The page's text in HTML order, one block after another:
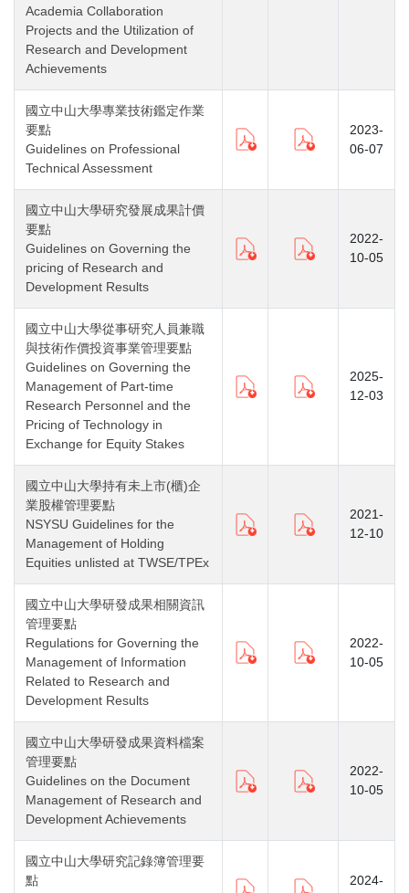
Academia Collaboration
Projects and the Utilization of
Research and Development
Achievements
國立中山大學專業技術鑑定作業
要點
Guidelines on Professional
Technical Assessment
2023-
06-07
國立中山大學研究發展成果計價
要點
Guidelines on Governing the
pricing of Research and
Development Results
2022-
10-05
國立中山大學從事研究人員兼職
與技術作價投資事業管理要點
Guidelines on Governing the
Management of Part-time
Research Personnel and the
Pricing of Technology in
Exchange for Equity Stakes
2025-
12-03
國立中山大學持有未上市(櫃)企
業股權管理要點
NSYSU Guidelines for the
Management of Holding
Equities unlisted at TWSE/TPEx
2021-
12-10
國立中山大學研發成果相關資訊
管理要點
Regulations for Governing the
Management of Information
Related to Research and
Development Results
2022-
10-05
國立中山大學研發成果資料檔案
管理要點
Guidelines on the Document
Management of Research and
Development Achievements
2022-
10-05
國立中山大學研究記錄簿管理要
點
2024-